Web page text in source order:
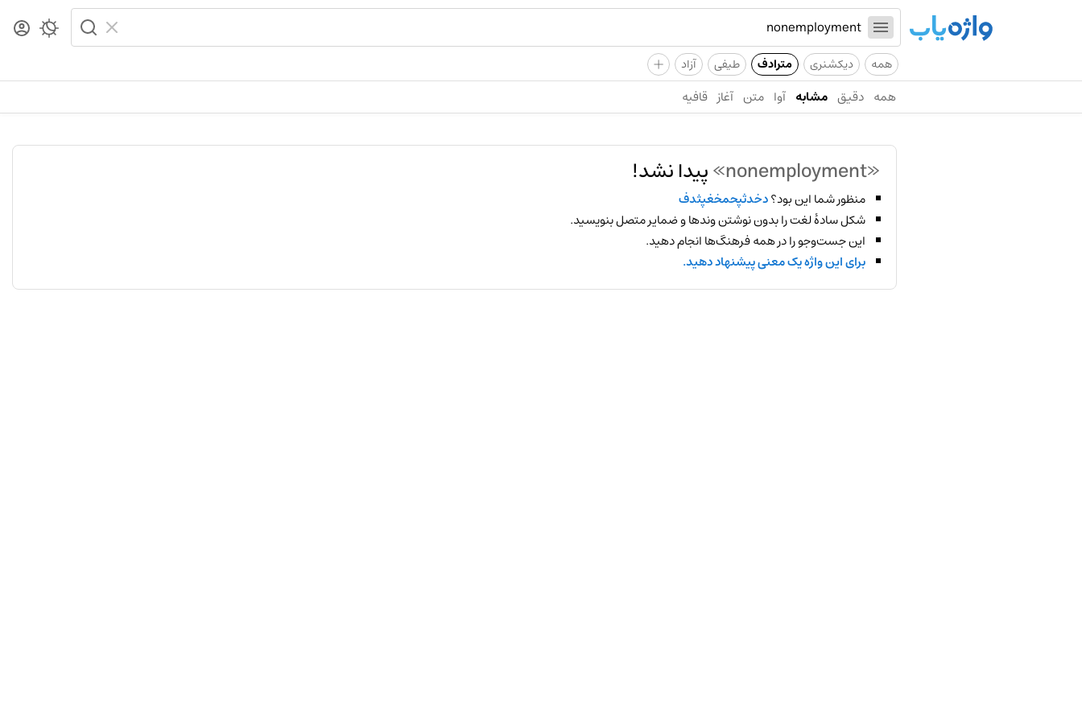
همه دیکشنری مترادف طیفی آزاد +
همه دقیق مشابه آوا متن آغاز قافیه
«nonemployment» پیدا نشد!
منظور شما این بود؟دخدثپحمخغپثدف
شکل سادهٔ لغت را بدون نوشتن وندها و ضمایر متصل بنویسید.
این جست‌وجو را در همه فرهنگ‌ها انجام دهید.
برای این واژه یک معنی پیشنهاد دهید.